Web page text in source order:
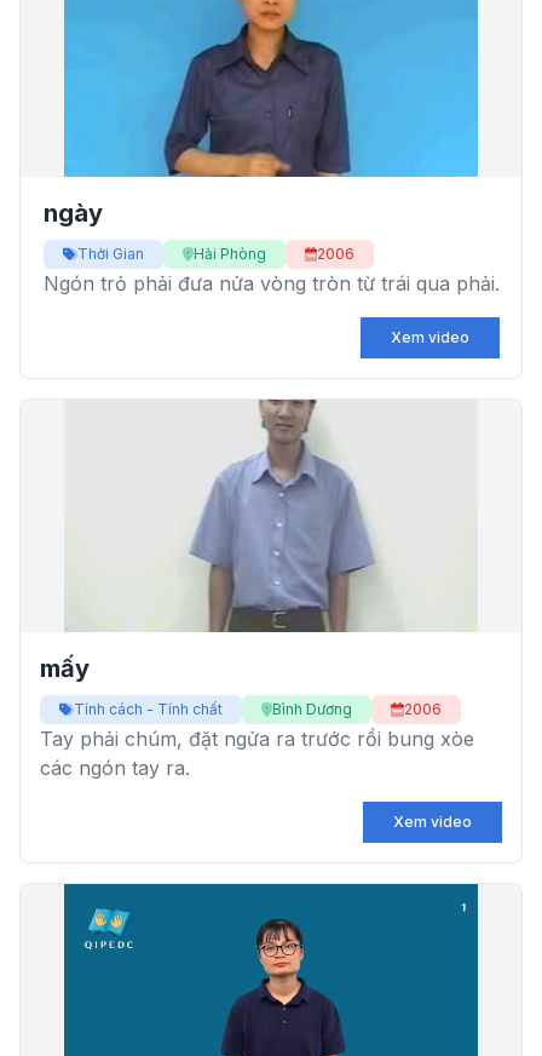
ngày
Thời Gian Hải Phòng 2006
Ngón trỏ phải đưa nửa vòng tròn từ trái qua phải.
Xem video
mấy
Tính cách - Tính chất Bình Dương 2006
Tay phải chúm, đặt ngửa ra trước rồi bung xòe
các ngón tay ra.
Xem video